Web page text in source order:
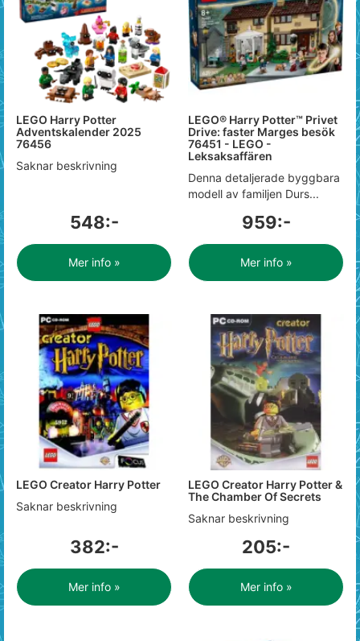
LEGO Harry Potter
Adventskalender 2025
76456
Saknar beskrivning
548:-
Mer info »
LEGO® Harry Potter™ Privet
Drive: faster Marges besök
76451 - LEGO -
Leksaksaffären
Denna detaljerade byggbara
modell av familjen Durs...
959:-
Mer info »
LEGO Creator Harry Potter
Saknar beskrivning
382:-
Mer info »
LEGO Creator Harry Potter &
The Chamber Of Secrets
Saknar beskrivning
205:-
Mer info »